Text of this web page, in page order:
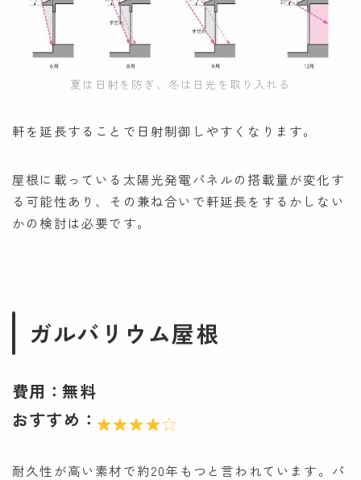
夏は日射を防ぎ、冬は日光を取り入れる
軒を延長することで日射制御しやすくなります。
屋根に載っている太陽光発電パネルの搭載量が変化す
る可能性あり、その兼ね合いで軒延長をするかしない
かの検討は必要です。
ガルバリウム屋根
費用：無料
おすすめ：
耐久性が高い素材で約20年もつと言われています。パ